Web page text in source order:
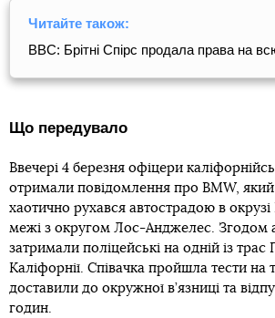
Читайте також:
BBC: Брітні Спірс продала права на
Що передувало
Ввечері 4 березня офіцери
отримали повідомлення про BMW,
хаотично рухався автострадою в
межі з округом Лос-Анджелес. Згодом
затримали поліцейські на одній із трас
Каліфорнії. Співачка пройшла тести на
доставили до окружної в’язниці та
годин.